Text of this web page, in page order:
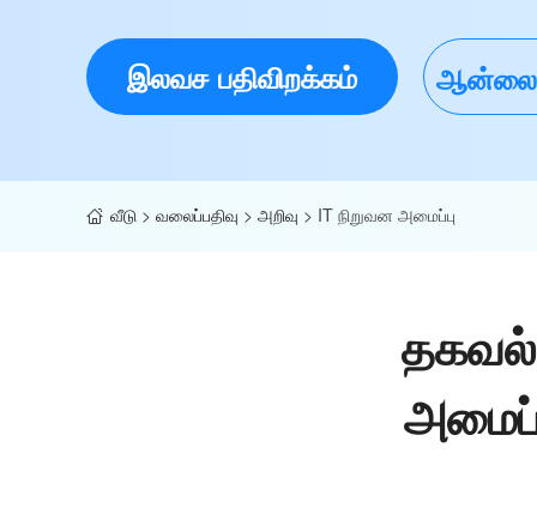
இலவச பதிவிறக்கம்
வீடு > வலைப்பதிவு > அறிவு > IT நிறுவன அமைப்பு
தகவல்